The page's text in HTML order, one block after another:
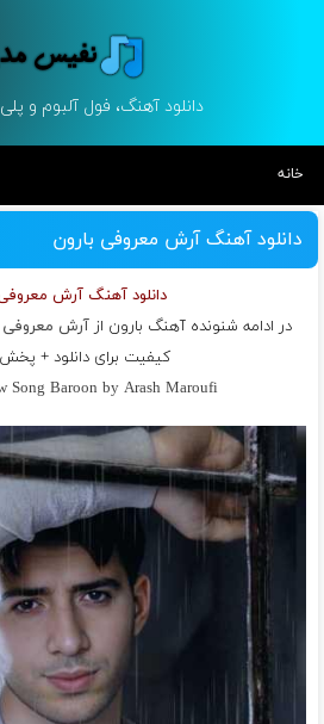
دانلود آهنگ، فول آلبوم و
خانه
دانلود آهنگ آرش معروفی بارون
دانلود آهنگ آرش
در ادامه شنونده آهنگ بارون ازآرش معروفی
کیفیت برای دانلود + پخش
Song Baroon by Arash Maroufi